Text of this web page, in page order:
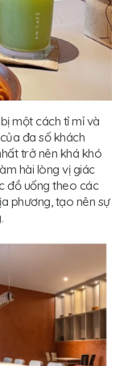
một cách tỉ mỉ và
đa số khách
trở nên khá khó
hài lòng vị giác
đồ uống theo các
phương, tạo nên sự